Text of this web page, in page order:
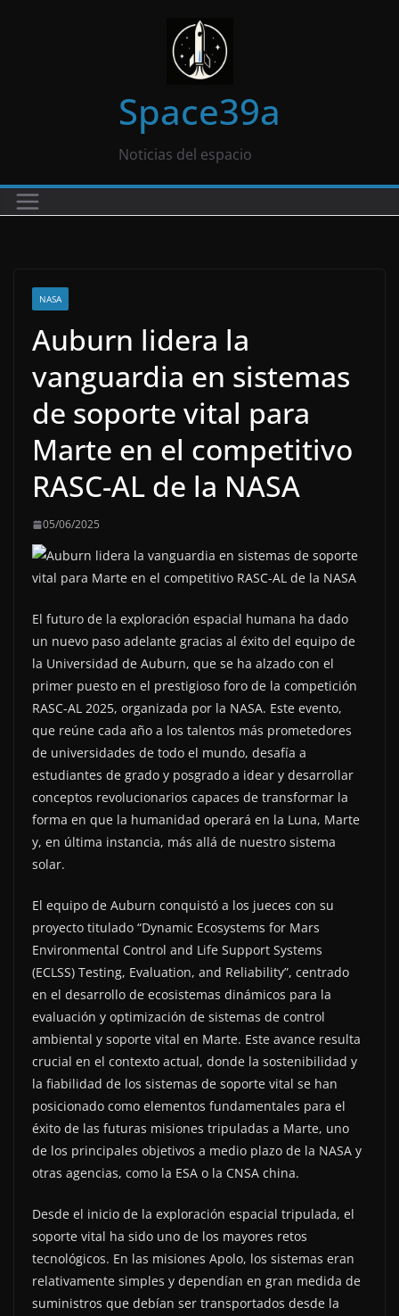
Space39a
Noticias del espacio
NASA
Auburn lidera la
vanguardia en sistemas
de soporte vital para
Marte en el competitivo
RASC-AL de la NASA
05/06/2025
El futuro de la exploración espacial humana ha dado
un nuevo paso adelante gracias al éxito del equipo de
la Universidad de Auburn, que se ha alzado con el
primer puesto en el prestigioso foro de la competición
RASC-AL 2025, organizada por la NASA. Este evento,
que reúne cada año a los talentos más prometedores
de universidades de todo el mundo, desafía a
estudiantes de grado y posgrado a idear y desarrollar
conceptos revolucionarios capaces de transformar la
forma en que la humanidad operará en la Luna, Marte
y, en última instancia, más allá de nuestro sistema
solar.
El equipo de Auburn conquistó a los jueces con su
proyecto titulado “Dynamic Ecosystems for Mars
Environmental Control and Life Support Systems
(ECLSS) Testing, Evaluation, and Reliability”, centrado
en el desarrollo de ecosistemas dinámicos para la
evaluación y optimización de sistemas de control
ambiental y soporte vital en Marte. Este avance resulta
crucial en el contexto actual, donde la sostenibilidad y
la fiabilidad de los sistemas de soporte vital se han
posicionado como elementos fundamentales para el
éxito de las futuras misiones tripuladas a Marte, uno
de los principales objetivos a medio plazo de la NASA y
otras agencias, como la ESA o la CNSA china.
Desde el inicio de la exploración espacial tripulada, el
soporte vital ha sido uno de los mayores retos
tecnológicos. En las misiones Apolo, los sistemas eran
relativamente simples y dependían en gran medida de
suministros que debían ser transportados desde la